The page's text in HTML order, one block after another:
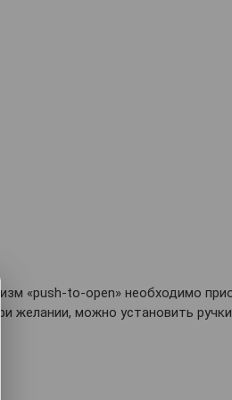
«push-to-open» необходимо
можно установить ручки